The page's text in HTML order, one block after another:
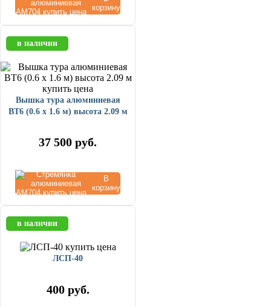
корзину
в наличии
Вышка тура алюминиевая
ВТ6 (0.6 х 1.6 м) высота 2.09 м
37 500 руб.
В
корзину
в наличии
ЛСП-40
400 руб.